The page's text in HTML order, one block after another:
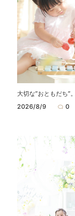
大切な”おともだち”。
2026/8/9
0